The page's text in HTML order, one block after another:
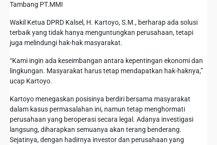
Tambang PT.MMI
Wakil Ketua DPRD Kalsel, H. Kartoyo, S.M., berharap ada solusi
terbaik yang tidak hanya menguntungkan perusahaan, tetapi
juga melindungi hak-hak masyarakat.
“Kami ingin ada keseimbangan antara kepentingan ekonomi dan
lingkungan. Masyarakat harus tetap mendapatkan hak-haknya,”
ucap Kartoyo.
Kartoyo menegaskan posisinya berdiri bersama masyarakat
dalam kasus permasalahan ini, namun tetap menghormati
perusahaan yang beroperasi secara legal. Adanya investigasi
langsung, diharapkan semuanya akan terang benderang.
Sejatinya, dengan hadirnya investor dan perusahaan yang